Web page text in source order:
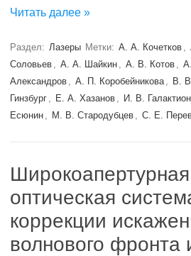
Читать далее »
Раздел: Лазеры Метки: А. А. Кочетков ,
Соловьев , А. А. Шайкин , А. В. Котов ,
Александров , А. П. Коробейникова , В.
Гинзбург , Е. А. Хазанов , И. В.
Есюнин , М. В. Стародубцев , С. Е.
оптическая
коррекции
волнового фронта